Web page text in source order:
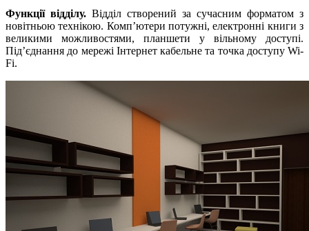
Функції відділу. Відділ створений за сучасним форматом з
новітньою технікою. Комп’ютери потужні, електронні книги з
великими можливостями, планшети у вільному доступі.
Під’єднання до мережі Інтернет кабельне та точка доступу Wi-
Fi.